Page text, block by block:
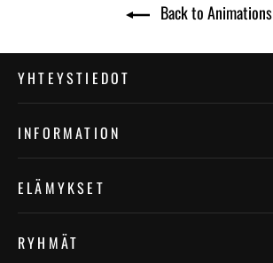
Back to Animations
YHTEYSTIEDOT
INFORMATION
ELÄMYKSET
RYHMÄT